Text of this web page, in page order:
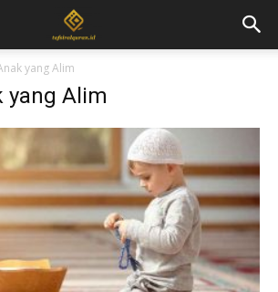
yang Alim
yang Alim